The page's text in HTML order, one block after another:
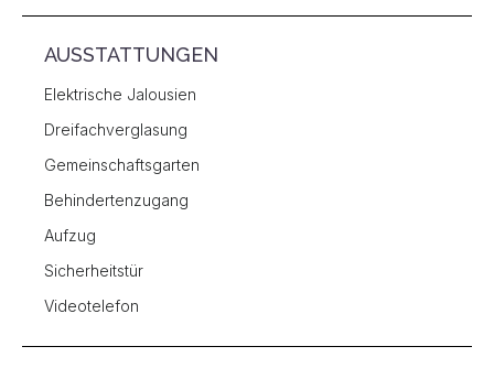
AUSSTATTUNGEN
Elektrische Jalousien
Dreifachverglasung
Gemeinschaftsgarten
Behindertenzugang
Aufzug
Sicherheitstür
Videotelefon